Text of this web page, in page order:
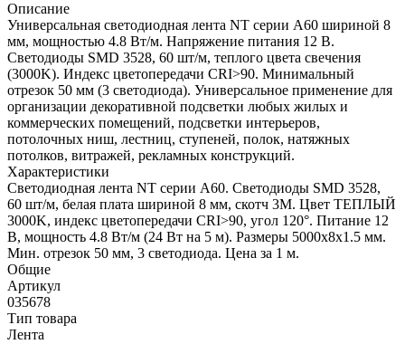
Описание
Универсальная светодиодная лента NT серии A60 шириной 8
мм, мощностью 4.8 Вт/м. Напряжение питания 12 В.
Светодиоды SMD 3528, 60 шт/м, теплого цвета свечения
(3000K). Индекс цветопередачи CRI>90. Минимальный
отрезок 50 мм (3 светодиода). Универсальное применение для
организации декоративной подсветки любых жилых и
коммерческих помещений, подсветки интерьеров,
потолочных ниш, лестниц, ступеней, полок, натяжных
потолков, витражей, рекламных конструкций.
Характеристики
Светодиодная лента NT серии A60. Светодиоды SMD 3528,
60 шт/м, белая плата шириной 8 мм, скотч 3M. Цвет ТЕПЛЫЙ
3000K, индекс цветопередачи CRI>90, угол 120°. Питание 12
В, мощность 4.8 Вт/м (24 Вт на 5 м). Размеры 5000x8x1.5 мм.
Мин. отрезок 50 мм, 3 светодиода. Цена за 1 м.
Общие
Артикул
035678
Тип товара
Лента